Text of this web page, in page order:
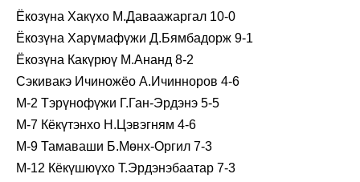
Ёкозүна Хакүхо М.Даваажаргал 10-0
Ёкозүна Харүмафүжи Д.Бямбадорж 9-1
Ёкозүна Какүрюү М.Ананд 8-2
Сэкивакэ Ичиножёо А.Ичинноров 4-6
М-2 Тэрүнофүжи Г.Ган-Эрдэнэ 5-5
М-7 Кёкүтэнхо Н.Цэвэгням 4-6
М-9 Тамаваши Б.Мөнх-Оргил 7-3
М-12 Кёкүшюүхо Т.Эрдэнэбаатар 7-3